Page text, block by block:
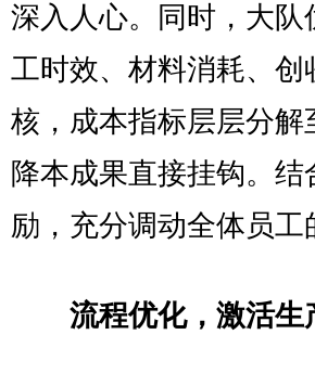
深入人心。同时，大
工时效、材料消耗、
核，成本指标层层分
降本成果直接挂钩。
励，充分调动全体员工
流程优化，激活生